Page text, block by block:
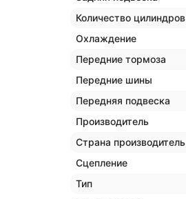
Количество цилиндров
Охлаждение
Передние тормоза
Передние шины
Передняя подвеска
Производитель
Страна производитель
Сцепление
Тип